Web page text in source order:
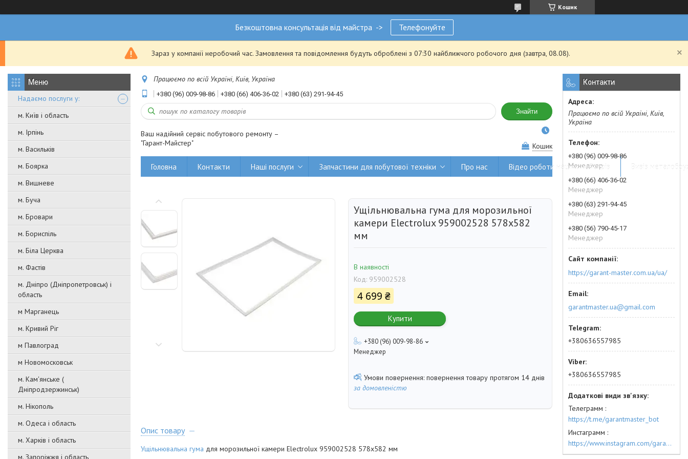
Кошик
Безкоштовна консультація від майстра -> Телефонуйте
Зараз у компанії неробочий час. Замовлення та повідомлення будуть оброблені з 07:30 найближчого робочого дня (завтра, 08.08).
Надаємо послуги у:
м. Київ і область
м. Ірпінь
м. Васильків
м. Боярка
м. Вишневе
м. Буча
м. Бровари
м. Бориспіль
м. Біла Церква
м. Фастів
м. Дніпро (Дніпропетровськ) і
область
м Марганець
м. Кривий Ріг
м Павлоград
м Новомосковськ
м. Кам'янське (
Дніпродзержинськ)
м. Нікополь
м. Одеса і область
м. Харків і область
м. Запоріжжя і область
Працюємо по всій Україні, Київ, Україна
+380 (96) 009-98-86 +380 (66) 406-36-02 +380 (63) 291-94-45
Знайти
Ваш надійний сервіс побутового ремонту –
"Гарант-Майстер"
Кошик
Головна Контакти Наші послуги Запчастини для побутової техніки Про нас Відео роботи наших майстрів Вивіз
Ущільнювальна гума для морозильної
камери Electrolux 959002528 578x582
мм
В наявності
Код: 959002528
4 699 ₴
Купити
+380 (96) 009-98-86
Менеджер
повернення товару протягом 14 днів
за домовленістю
Опис товару
Ущільнювальна гума для морозильної камери Electrolux 959002528 578x582 мм
Контакти
Працюємо по всій Україні, Київ,
Україна
+380 (96) 009-98-86
Менеджер
+380 (66) 406-36-02
Менеджер
+380 (63) 291-94-45
Менеджер
+380 (56) 790-45-17
Менеджер
https://garant-master.com.ua/ua/
garantmaster.ua@gmail.com
+380636557985
+380636557985
Телеграмм
https://t.me/garantmaster_bot
Инстаграмм
https://www.instagram.com/garantmaster.ua/